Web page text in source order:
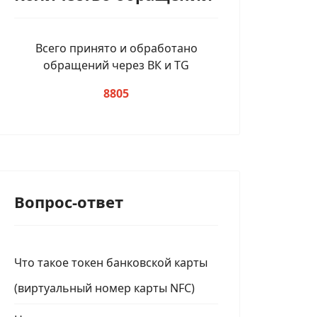
Всего принято и обработано
обращений через ВК и TG
8805
Вопрос-ответ
Что такое токен банковской карты
(виртуальный номер карты NFC)